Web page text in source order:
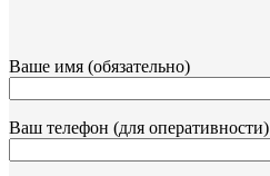
Ваше имя (обязательно)
Ваш телефон (для оперативности)